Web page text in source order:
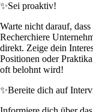
✨Sei proaktiv!
Warte nicht darauf,
Recherchiere
direkt. Zeige dein
Positionen oder
oft belohnt wird!
✨Bereite dich auf